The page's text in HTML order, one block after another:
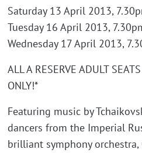
Saturday 13 April 2013,
Tuesday 16 April 2013,
Wednesday 17 April 2013,
ALL A RESERVE ADULT
ONLY!*
Featuring music by
dancers from the Imperial
brilliant symphony orchestra,